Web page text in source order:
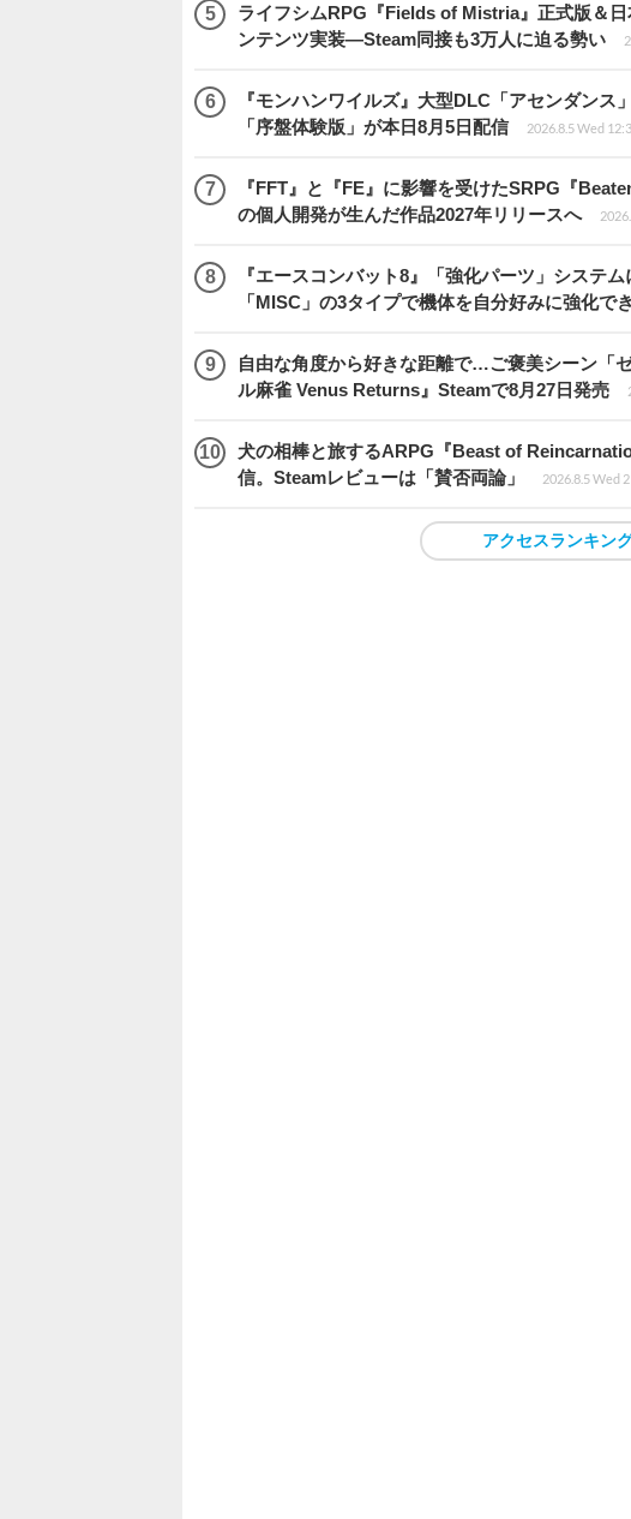
ライフシムRPG『Fields of Mistria』正式版＆
ンテンツ実装―Steam同接も3万人に迫る勢い
『モンハンワイルズ』大型DLC「アセンダン
「序盤体験版」が本日8月5日配信
2026.8.5 Wed
『FFT』と『FE』に影響を受けたSRPG『
の個人開発が生んだ作品2027年リリースへ
『エースコンバット8』「強化パーツ」システ
「MISC」の3タイプで機体を自分好みに強化で
自由な角度から好きな距離で…ご褒美シーン「
ル麻雀 Venus Returns』Steamで8月27日発売
犬の相棒と旅するARPG『Beast of
信。Steamレビューは「賛否両論」
2026.8.5 Wed
アクセスランキン